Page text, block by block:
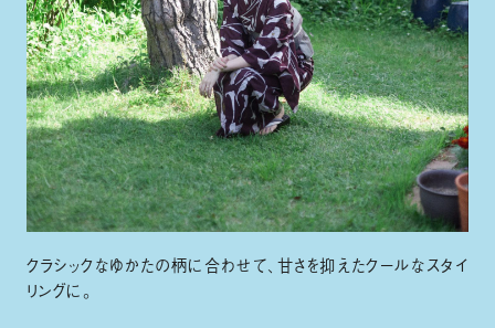
クラシックなゆかたの柄に合わせて、甘さを抑えたクールなスタイ
リングに。